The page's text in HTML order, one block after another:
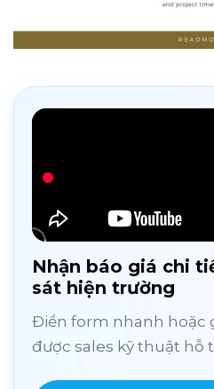
Nhận báo giá chi
sát hiện trường
Điền form nhanh hoặc
được sales kỹ thuật hỗ